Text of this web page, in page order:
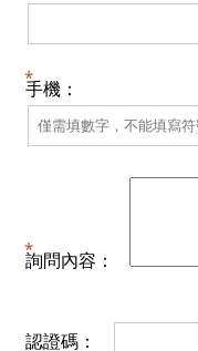
手機：
詢問內容：
認證碼：